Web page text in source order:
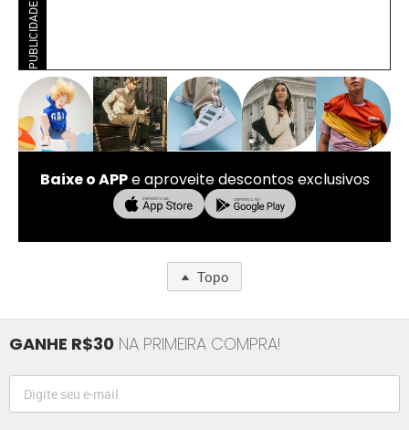
PUBLICIDADE
Baixe o APPe aproveite descontos exclusivos
Topo
GANHE R$30 NA PRIMEIRA COMPRA!